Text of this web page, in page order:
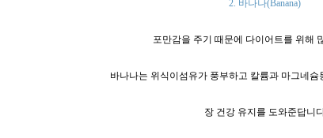
2. 바나나(Banana)
포만감을 주기 때문에 다이어트를 위해
바나나는 위식이섬유가 풍부하고 칼륨과 마그네슘
장 건강 유지를 도와준답니